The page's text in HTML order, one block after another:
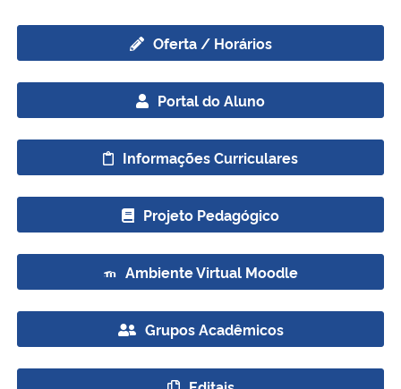
Controladoria-Geral da União
Secretaria-Geral
Secretaria de Governo
Gabinete de Segurança Institucional
Advocacia-Geral da União
Oferta / Horários
Portal do Aluno
Informações Curriculares
Projeto Pedagógico
Ambiente Virtual Moodle
Grupos Acadêmicos